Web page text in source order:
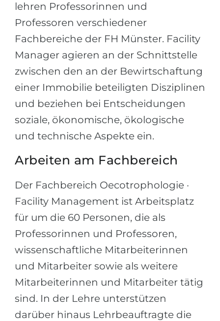
lehren Professorinnen und
Professoren verschiedener
Fachbereiche der FH Münster. Facility
Manager agieren an der Schnittstelle
zwischen den an der Bewirtschaftung
einer Immobilie beteiligten Disziplinen
und beziehen bei Entscheidungen
soziale, ökonomische, ökologische
und technische Aspekte ein.
Arbeiten am Fachbereich
Der Fachbereich Oecotrophologie ·
Facility Management ist Arbeitsplatz
für um die 60 Personen, die als
Professorinnen und Professoren,
wissenschaftliche Mitarbeiterinnen
und Mitarbeiter sowie als weitere
Mitarbeiterinnen und Mitarbeiter tätig
sind. In der Lehre unterstützen
darüber hinaus Lehrbeauftragte die